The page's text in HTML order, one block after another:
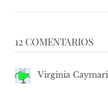
12 COMENTARIOS
Virginia